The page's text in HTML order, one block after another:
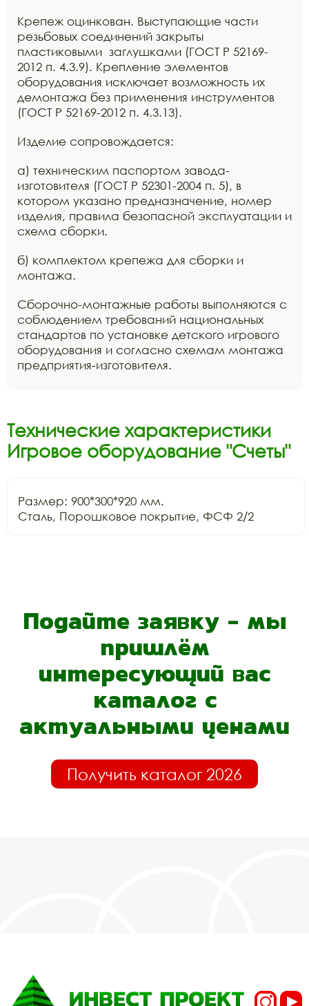
Крепеж оцинкован. Выступающие части
резьбовых соединений закрыты
пластиковыми заглушками (ГОСТ Р 52169-
2012 п. 4.3.9). Крепление элементов
оборудования исключает возможность их
демонтажа без применения инструментов
(ГОСТ Р 52169-2012 п. 4.3.13).
Изделие сопровождается:
а) техническим паспортом завода-
изготовителя (ГОСТ Р 52301-2004 п. 5), в
котором указано предназначение, номер
изделия, правила безопасной эксплуатации и
схема сборки.
б) комплектом крепежа для сборки и
монтажа.
Сборочно-монтажные работы выполняются с
соблюдением требований национальных
стандартов по установке детского игрового
оборудования и согласно схемам монтажа
предприятия-изготовителя.
Технические характеристики
Игровое оборудование "Счеты"
Размер: 900*300*920 мм.
Сталь, Порошковое покрытие, ФСФ 2/2
Подайте заявку - мы
пришлём
интересующий вас
каталог с
актуальными ценами
Получить каталог 2026